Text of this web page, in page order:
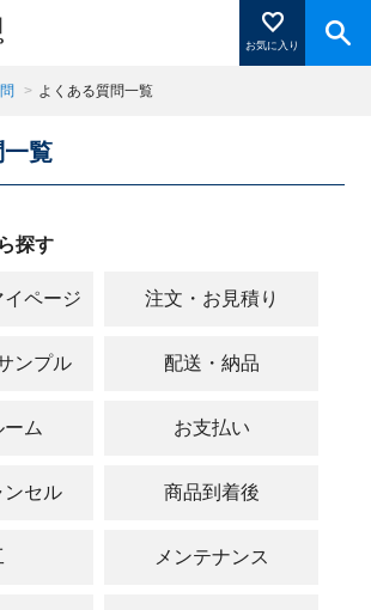
お気に入り
「お気に入り登録」を押すと登録した
されます。
閉じる
> よくある質問一覧
一覧
探す
イページ 注文・お見積り
ンプル 配送・納品
ーム お支払い
ンセル 商品到着後
メンテナンス